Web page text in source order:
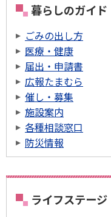
暮らしのガイド
ごみの出し方
医療・健康
届出・申請書
広報たまむら
催し・募集
施設案内
各種相談窓口
防災情報
ライフステージ